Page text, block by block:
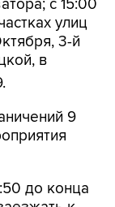
3-й
в
9
до конца